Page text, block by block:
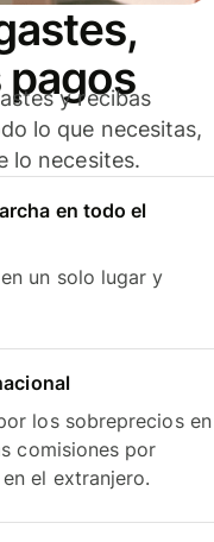
pagos
y recibas
lo que necesitas,
lo necesites.
en todo el
un solo lugar y
los sobreprecios en
comisiones por
el extranjero.